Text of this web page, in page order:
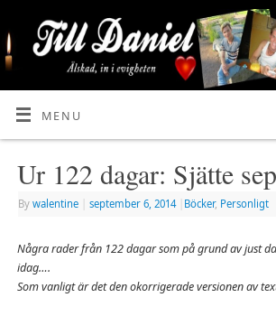
MENU
Ur 122 dagar: Sjätte
By walentine september 6, 2014 Böcker, Personligt
Några rader från 122 dagar som på grund av just
idag….
Som vanligt är det den okorrigerade versionen av